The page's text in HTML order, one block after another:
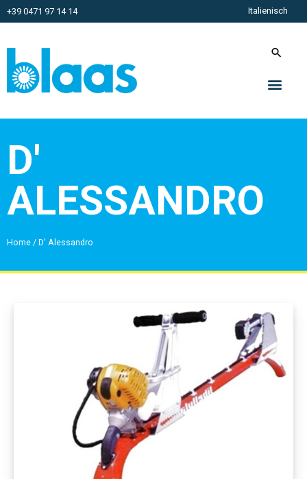
+39 0471 97 14 14 Italienisch
D'
ALESSANDRO
Home / D' Alessandro